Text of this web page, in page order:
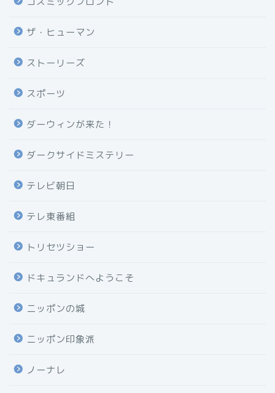
ザ・ヒューマン
ストーリーズ
スポーツ
ダーウィンが来た！
ダークサイドミステリー
テレビ朝日
テレ東番組
トリセツショー
ドキュランドへようこそ
ニッポンの城
ニッポン印象派
ノーナレ